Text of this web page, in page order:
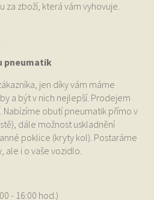
za zboží, která vám vyhovuje.
pneumatik
jen díky vám máme
a být v nich nejlepší. Prodejem
Nabízíme obutí pneumatik přímo v
dále možnost uskladnění
poklice (kryty kol). Postaráme
ale i o vaše vozidlo.
- 16:00 hod.)